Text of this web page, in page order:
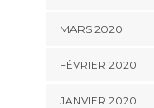
MARS 2020
FÉVRIER 2020
JANVIER 2020